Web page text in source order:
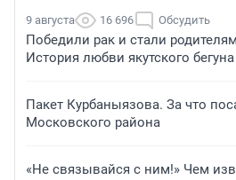
9 августа 16 696 Обсудить
Победили рак и стали
История любви якутского
Пакет Курбаныязова. За что
Московского района
«Не связывайся с ним!» Чем